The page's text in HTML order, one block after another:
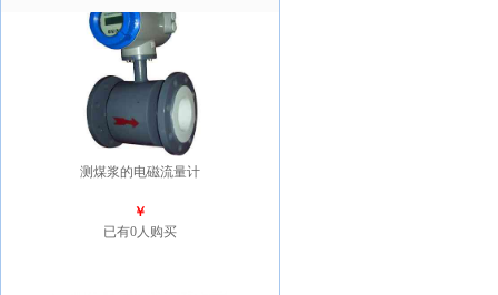
测煤浆的电磁流量计
￥
已有0人购买